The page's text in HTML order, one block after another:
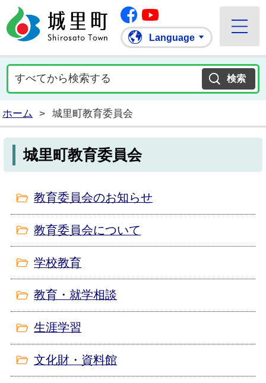
城里町ホームページ
Facebook
Language
ホーム > 城里町教育委員会
城里町教育委員会
教育委員会のお知らせ
教育委員会について
学校教育
教育・就学相談
生涯学習
文化財・資料館